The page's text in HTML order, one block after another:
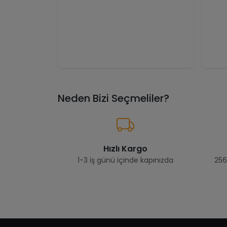
Neden Bizi Seçmeliler?
Hızlı Kargo
1-3 iş günü içinde kapınızda